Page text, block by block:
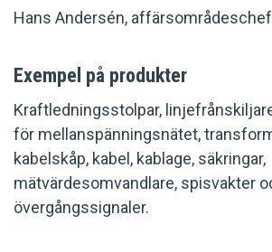
Hans Andersén,
Exempel på produkter
Kraftledningsstolpar,
för mellanspänningsnätet,
kabelskåp, kabel, kablage, säkringar,
mätvärdesomvandlare, spisvakter
övergångssignaler.